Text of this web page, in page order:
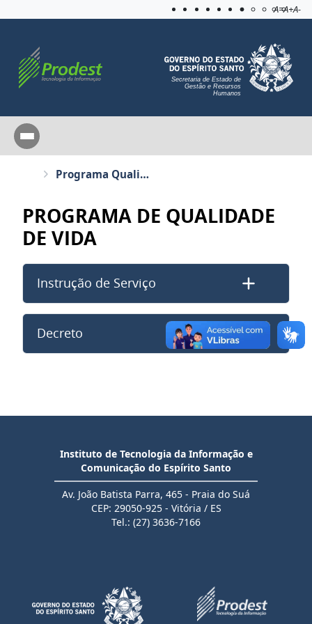
Aplicar
A=A+A-
Secretaria de Estado de
Gestão e Recursos
Humanos
Programa Qualidade de vida
PROGRAMA DE QUALIDADE
DE VIDA
Instrução de Serviço
Decreto
Instituto de Tecnologia da Informação e
Comunicação do Espírito Santo
Av. João Batista Parra, 465 - Praia do Suá
CEP: 29050-925 - Vitória / ES
Tel.: (27) 3636-7166